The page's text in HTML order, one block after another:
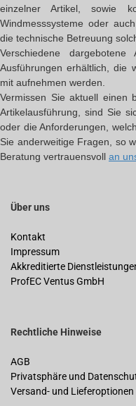
einzelner Artikel, sowie
Windmesssysteme oder
die technische Betreuung
Verschiedene
Ausführungen erhältlich, die
mit aufnehmen werden.
Vermissen Sie aktuell einen
Artikelausführung, sind Sie
oder die Anforderungen,
Sie anderweitige Fragen, so
Beratung vertrauensvoll an
Über uns
Kontakt
Impressum
Akkreditierte
ProfEC Ventus GmbH
Rechtliche Hinweise
AGB
Privatsphäre und
Versand- und Lieferoptionen